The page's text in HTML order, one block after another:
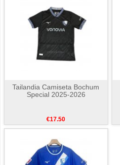
Tailandia Camiseta Bochum
Special 2025-2026
€17.50